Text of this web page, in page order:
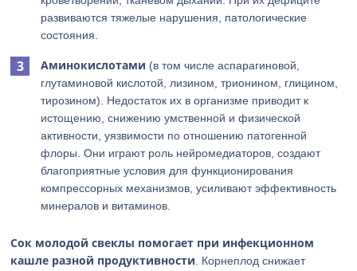
развиваются тяжелые нарушения, патологические
состояния.
Аминокислотами (в том числе аспарагиновой,
глутаминовой кислотой, лизином, трионином, глицином,
тирозином). Недостаток их в организме приводит к
истощению, снижению умственной и физической
активности, уязвимости по отношению патогенной
флоры. Они играют роль нейромедиаторов, создают
благоприятные условия для функционирования
компрессорных механизмов, усиливают эффективность
минералов и витаминов.
Сок молодой свеклы помогает при инфекционном
кашле разной продуктивности . Корнеплод снижает